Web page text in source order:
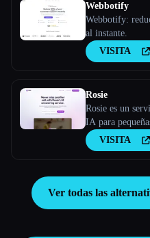
Webbotify
Webbotify:
al instante.
VISITA
Rosie
Rosie es un
IA para
VISITA
Ver todas las